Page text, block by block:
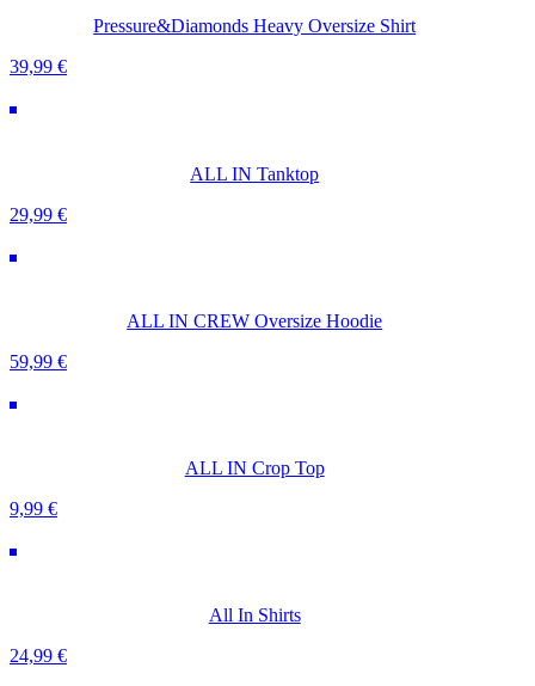
Pressure&Diamonds Heavy Oversize Shirt
39,99 €
ALL IN Tanktop
29,99 €
ALL IN CREW Oversize Hoodie
59,99 €
ALL IN Crop Top
9,99 €
All In Shirts
24,99 €